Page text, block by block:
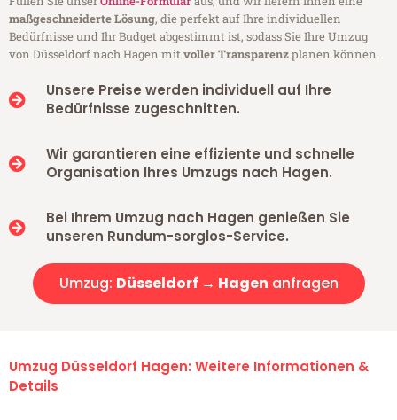
maßgeschneiderte Lösung, die perfekt auf Ihre individuellen
Bedürfnisse und Ihr Budget abgestimmt ist, sodass Sie Ihre Umzug
von Düsseldorf nach Hagen mitvoller Transparenzplanen können.
Unsere Preise werden individuell auf Ihre
Bedürfnisse zugeschnitten.
Wir garantieren eine effiziente und schnelle
Organisation Ihres Umzugs nach Hagen.
Bei Ihrem Umzug nach Hagen genießen Sie
unseren Rundum-sorglos-Service.
Umzug: Düsseldorf → Hagen anfragen
Umzug Düsseldorf Hagen: Weitere Informationen &
Details